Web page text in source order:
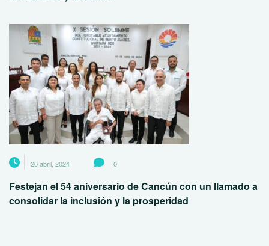
20 abril, 2024 0
Festejan el 54 aniversario de Cancún con un llamado a
consolidar la inclusión y la prosperidad